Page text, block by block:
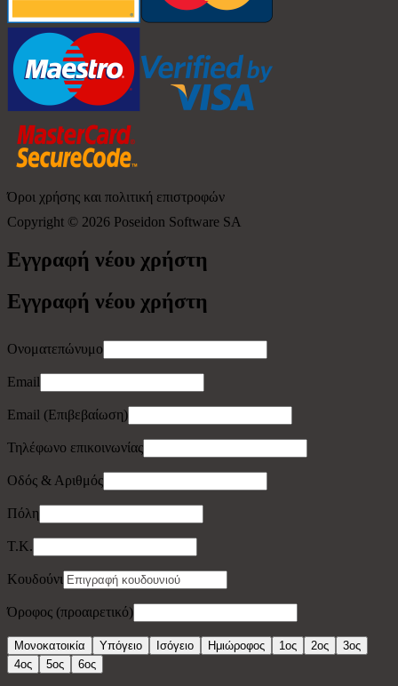
Όροι χρήσης και πολιτική επιστροφών
Copyright © 2026 Poseidon Software SA
Εγγραφή νέου χρήστη
Εγγραφή νέου χρήστη
Ονοματεπώνυμο
Email
Email (Επιβεβαίωση)
Τηλέφωνο επικοινωνίας
Οδός & Αριθμός
Πόλη
Τ.Κ.
Κουδούνι
Όροφος (προαιρετικό)
Μονοκατοικία Υπόγειο Ισόγειο Ημιώροφος 1ος 2ος
3ος
4ος
5ος 6ος